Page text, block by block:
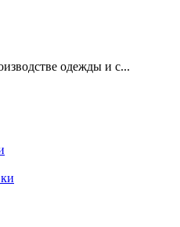
одежды и с...